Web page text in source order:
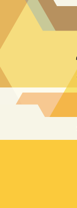
Inhalt
springen